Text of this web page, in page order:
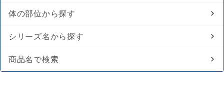
体の部位から探す
シリーズ名から探す
商品名で検索